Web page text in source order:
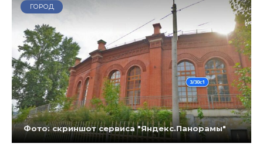
ГОРОД
Фото: скриншот сервиса "Яндекс.Панорамы"